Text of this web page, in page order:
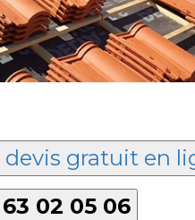
devis gratuit en
02 05 06